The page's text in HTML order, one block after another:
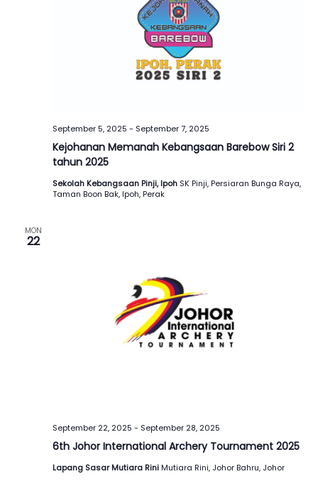
Kejohanan Memanah Kebangsaan Barebow Siri 2
tahun 2025
September 5, 2025 - September 7, 2025
Sekolah Kebangsaan Pinji, Ipoh SK Pinji, Persiaran Bunga Raya,
Taman Boon Bak, Ipoh, Perak
MON
22
6th Johor International Archery Tournament 2025
September 22, 2025 - September 28, 2025
Lapang Sasar Mutiara Rini Mutiara Rini, Johor Bahru, Johor